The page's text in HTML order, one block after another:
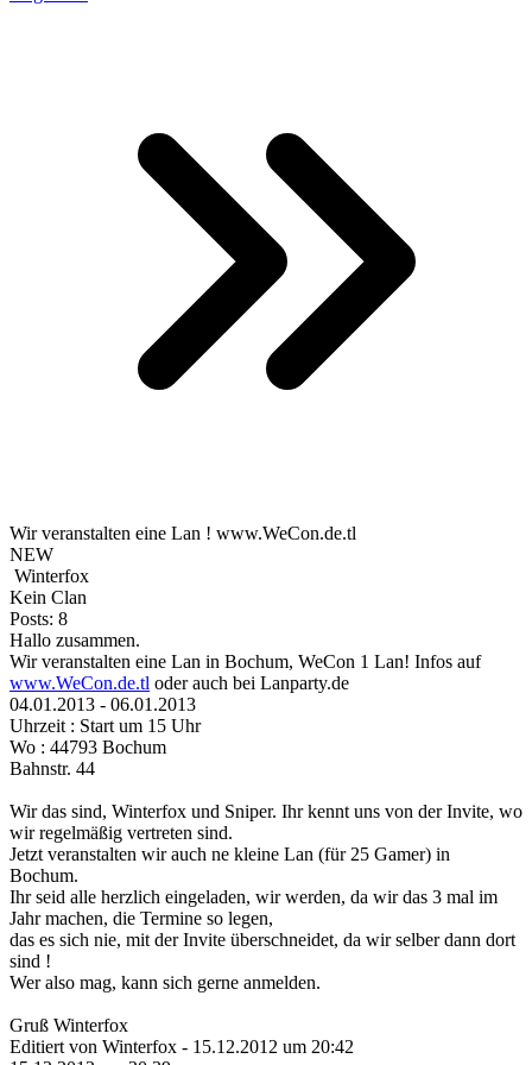
Wir veranstalten eine Lan ! www.WeCon.de.tl
NEW
Winterfox
Kein Clan
Posts: 8
Hallo zusammen.
Wir veranstalten eine Lan in Bochum, WeCon 1 Lan! Infos auf
www.WeCon.de.tl oder auch bei Lanparty.de
04.01.2013 - 06.01.2013
Uhrzeit : Start um 15 Uhr
Wo : 44793 Bochum
Bahnstr. 44
Wir das sind, Winterfox und Sniper. Ihr kennt uns von der Invite, wo
wir regelmäßig vertreten sind.
Jetzt veranstalten wir auch ne kleine Lan (für 25 Gamer) in
Bochum.
Ihr seid alle herzlich eingeladen, wir werden, da wir das 3 mal im
Jahr machen, die Termine so legen,
das es sich nie, mit der Invite überschneidet, da wir selber dann dort
sind !
Wer also mag, kann sich gerne anmelden.
Gruß Winterfox
Editiert von Winterfox - 15.12.2012 um 20:42